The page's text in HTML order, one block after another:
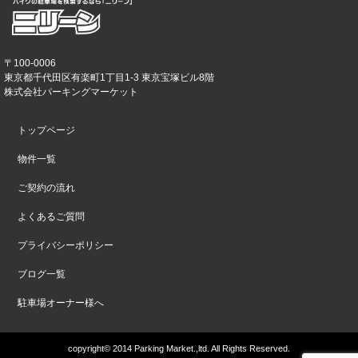
〒100-0006
東京都千代田区有楽町1丁目1-3 東京宝塚ビル8階
株式会社パーキングマーケット
トップページ
物件一覧
ご契約の流れ
よくあるご質問
プライバシーポリシー
ブログ一覧
駐車場オーナー様へ
copyright© 2014 Parking Market.,ltd. All Rights Reserved.